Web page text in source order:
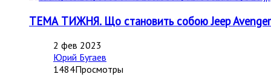
ТЕМА ТИЖНЯ. Що становить собою Jeep Avenger
2 фев 2023
Юрий Бугаев
1484Просмотры